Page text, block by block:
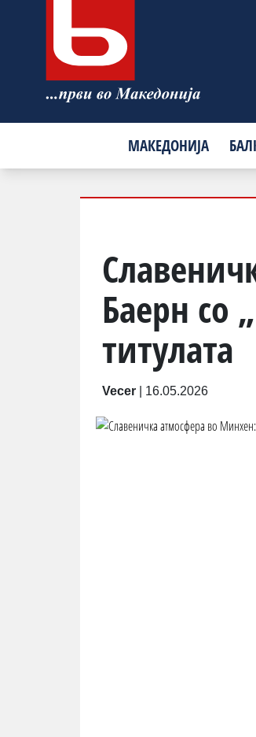
МАКЕДОНИЈА
Баерн со
титулата
Vecer 16.05.2026